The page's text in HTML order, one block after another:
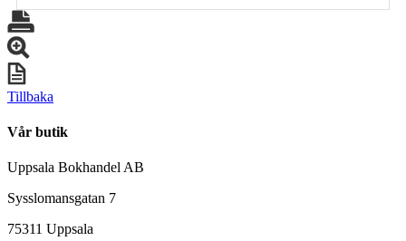
Tillbaka
Vår butik
Uppsala Bokhandel AB
Sysslomansgatan 7
75311 Uppsala